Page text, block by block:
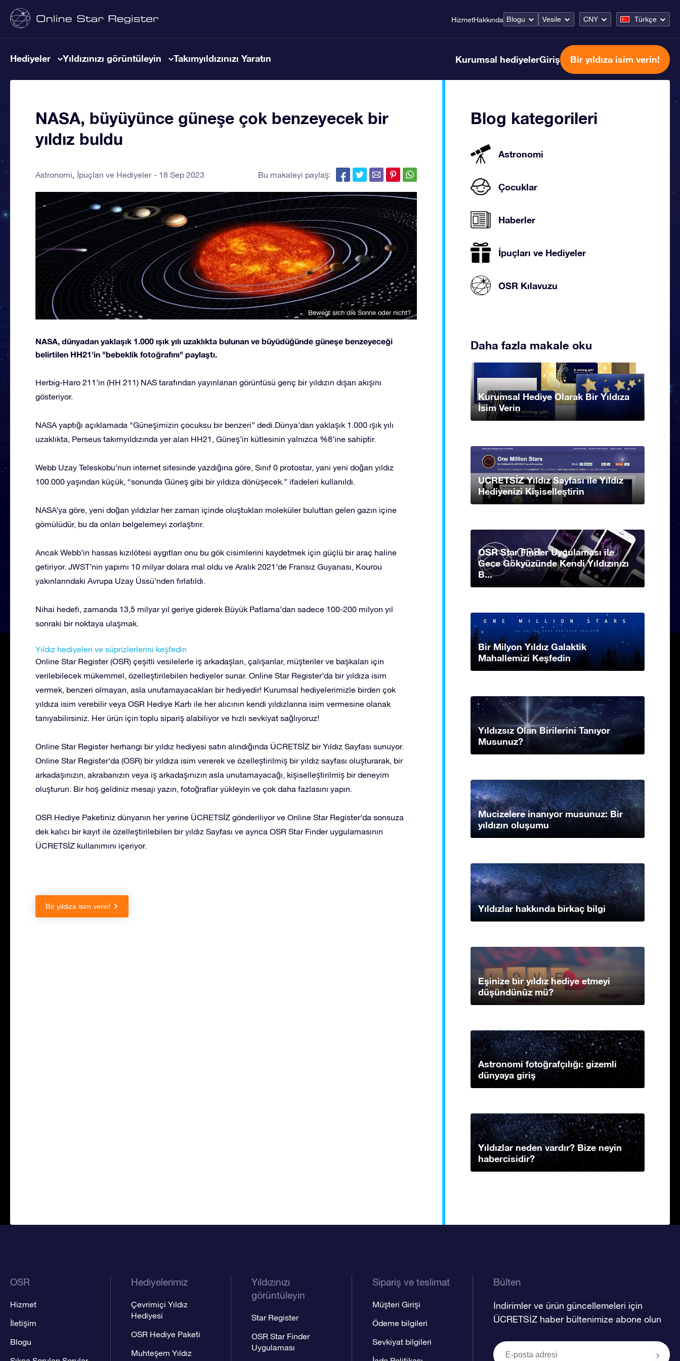
HizmetHakkında Blogu Vesile CNY Türkçe
Hediyeler Yıldızınızı görüntüleyin Takımyıldızınızı Yaratın Kurumsal hediyelerGiriş Bir yıldıza isim verin!
NASA, büyüyünce güneşe çok benzeyecek bir
yıldız buldu
Astronomi İpuçları ve Hediyeler 18 Sep 2023 Bu makaleyi paylaş:
Bewegt sich die Sonne oder nicht?
NASA, dünyadan yaklaşık 1.000 ışık yılı uzaklıkta bulunan ve büyüdüğünde güneşe benzeyeceği
belirtilen HH21'in "bebeklik fotoğrafını" paylaştı.
Herbig-Haro 211’in (HH 211) NAS tarafından yayınlanan görüntüsü genç bir yıldızın dışarı akışını
gösteriyor.
NASA yaptığı açıklamada “Güneşimizin çocuksu bir benzeri” dedi.Dünya’dan yaklaşık 1.000 ışık yılı
uzaklıkta, Perseus takımyıldızında yer alan HH21, Güneş’in kütlesinin yalnızca %8’ine sahiptir.
Webb Uzay Teleskobu’nun internet sitesinde yazdığına göre, Sınıf 0 protostar, yani yeni doğan yıldız
100.000 yaşından küçük, “sonunda Güneş gibi bir yıldıza dönüşecek.” ifadeleri kullanıldı.
NASA’ya göre, yeni doğan yıldızlar her zaman içinde oluştukları moleküler buluttan gelen gazın içine
gömülüdür, bu da onları belgelemeyi zorlaştırır.
Ancak Webb’in hassas kızılötesi aygıtları onu bu gök cisimlerini kaydetmek için güçlü bir araç haline
getiriyor. JWST’nin yapımı 10 milyar dolara mal oldu ve Aralık 2021’de Fransız Guyanası, Kourou
yakınlarındaki Avrupa Uzay Üssü’nden fırlatıldı.
Nihai hedefi, zamanda 13,5 milyar yıl geriye giderek Büyük Patlama’dan sadece 100-200 milyon yıl
sonraki bir noktaya ulaşmak.
Yıldız hediyeleri ve süprizlerlerini keşfedin
Online Star Register (OSR) çeşitli vesilelerle iş arkadaşları, çalışanlar, müşteriler ve başkaları için
verilebilecek mükemmel, özelleştirilebilen hediyeler sunar. Online Star Register’da bir yıldıza isim
vermek, benzeri olmayan, asla unutamayacakları bir hediyedir! Kurumsal hediyelerimizle birden çok
yıldıza isim verebilir veya OSR Hediye Kartı ile her alıcının kendi yıldızlarına isim vermesine olanak
tanıyabilirsiniz. Her ürün için toplu sipariş alabiliyor ve hızlı sevkiyat sağlıyoruz!
Online Star Register herhangi bir yıldız hediyesi satın alındığında ÜCRETSİZ bir Yıldız Sayfası sunuyor.
Online Star Register’da (OSR) bir yıldıza isim vererek ve özelleştirilmiş bir yıldız sayfası oluşturarak, bir
arkadaşınızın, akrabanızın veya iş arkadaşınızın asla unutamayacağı, kişiselleştirilmiş bir deneyim
oluşturun. Bir hoş geldiniz mesajı yazın, fotoğraflar yükleyin ve çok daha fazlasını yapın.
OSR Hediye Paketiniz dünyanın her yerine ÜCRETSİZ gönderiliyor ve Online Star Register‘da sonsuza
dek kalıcı bir kayıt ile özelleştirilebilen bir yıldız Sayfası ve ayrıca OSR Star Finder uygulamasının
ÜCRETSİZ kullanımını içeriyor.
Bir yıldıza isim verin!
Blog kategorileri
Astronomi
Çocuklar
Haberler
İpuçları ve Hediyeler
OSR Kılavuzu
Daha fazla makale oku
Kurumsal Hediye Olarak Bir Yıldıza
İsim Verin
UCRETSİZ Yıldız Sayfası ile Yıldız
Hediyenizi Kişiselleştirin
OSR Star Finder Uygulaması ile
Gece Gökyüzünde Kendi Yıldızınızı
B...
Bir Milyon Yıldız Galaktik
Mahallemizi Keşfedin
Yıldızsız Olan Birilerini Tanıyor
Musunuz?
Mucizelere inanıyor musunuz: Bir
yıldızın oluşumu
Yıldızlar hakkında birkaç bilgi
Eşinize bir yıldız hediye etmeyi
düşündünüz mü?
Astronomi fotoğrafçılığı: gizemli
dünyaya giriş
Yıldızlar neden vardır? Bize neyin
habercisidir?
OSR
Hizmet
İletişim
Blogu
Hediyelerimiz
Çevrimiçi Yıldız
Hediyesi
OSR Hediye Paketi
Muhteşem Yıldız
Yıldızınızı
görüntüleyin
Star Register
OSR Star Finder
Uygulaması
Sipariş ve teslimat
Müşteri Girişi
Ödeme bilgileri
Sevkiyat bilgileri
Bülten
İndirimler ve ürün güncellemeleri için
ÜCRETSİZ haber bültenimize abone olun